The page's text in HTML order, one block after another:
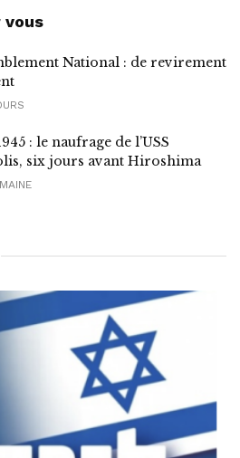
vous
National : de revirement
: le naufrage de l’USS
six jours avant Hiroshima